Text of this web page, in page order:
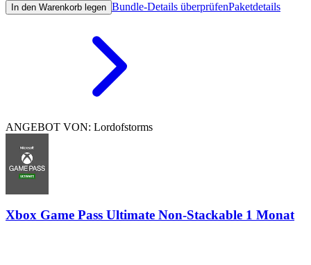
In den Warenkorb legen Bundle-Details überprüfenPaketdetails
ANGEBOT VON: Lordofstorms
Xbox Game Pass Ultimate Non-Stackable 1 Monat